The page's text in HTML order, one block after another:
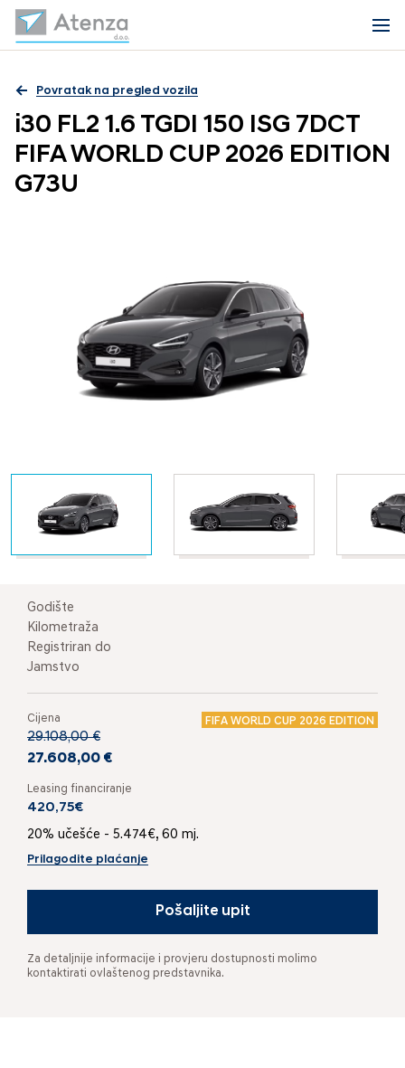
Povratak na pregled vozila
i30 FL2 1.6 TGDI 150 ISG 7DCT
FIFA WORLD CUP 2026 EDITION
G73U
Godište
Kilometraža
Registriran do
Jamstvo
Cijena FIFA WORLD CUP 2026 EDITION
29.108,00 €
27.608,00 €
Leasing financiranje
420,75€
20% učešće - 5.474€, 60 mj.
Prilagodite plaćanje
Pošaljite upit
Za detaljnije informacije i provjeru dostupnosti molimo
kontaktirati ovlaštenog predstavnika.